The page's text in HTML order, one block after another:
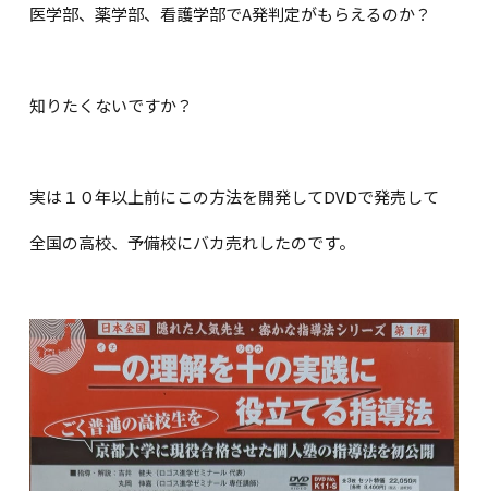
医学部、薬学部、看護学部でA発判定がもらえるのか？
知りたくないですか？
実は１０年以上前にこの方法を開発してDVDで発売して
全国の高校、予備校にバカ売れしたのです。